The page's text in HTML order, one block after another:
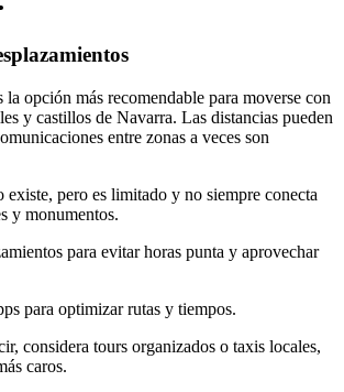
opción más recomendable para moverse con
y castillos de Navarra. Las distancias pueden
entre zonas a veces son
pero es limitado y no siempre conecta
y monumentos.
para evitar horas punta y aprovechar
para optimizar rutas y tiempos.
considera tours organizados o taxis locales,
caros.